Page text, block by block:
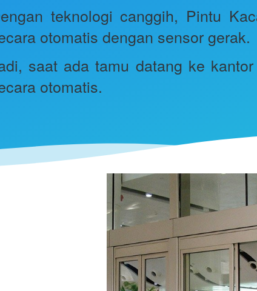
teknologi canggih, Pintu
otomatis dengan sensor gerak.
saat ada tamu datang ke
otomatis.